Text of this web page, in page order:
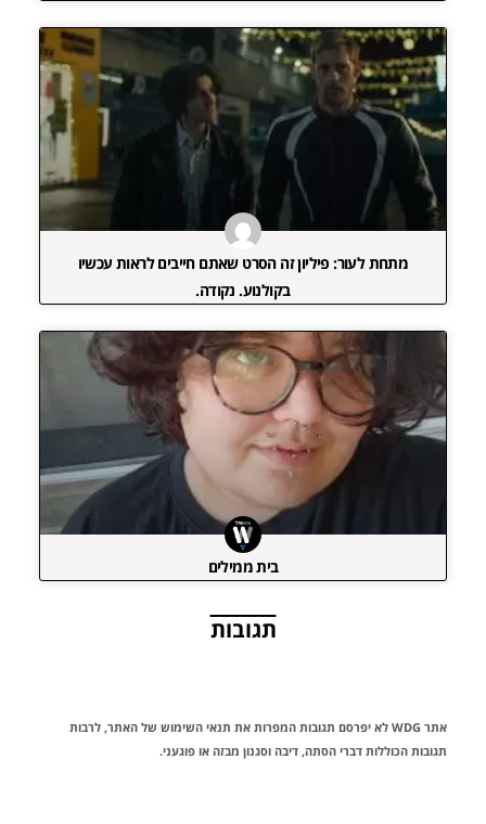
מתחת לעור: פיליון זה הסרט שאתם חייבים לראות עכשיו
בקולנוע. נקודה.
בית ממילים
תגובות
אתר WDG לא יפרסם תגובות המפרות את תנאי השימוש של האתר, לרבות
תגובות הכוללות דברי הסתה, דיבה וסגנון מבזה או פוגעני.